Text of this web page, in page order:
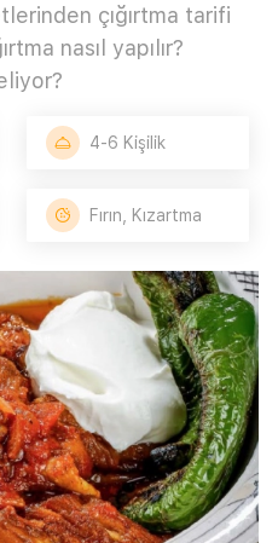
çığırtma tarifi
nasıl yapılır?
4-6 Kişilik
Fırın, Kızartma